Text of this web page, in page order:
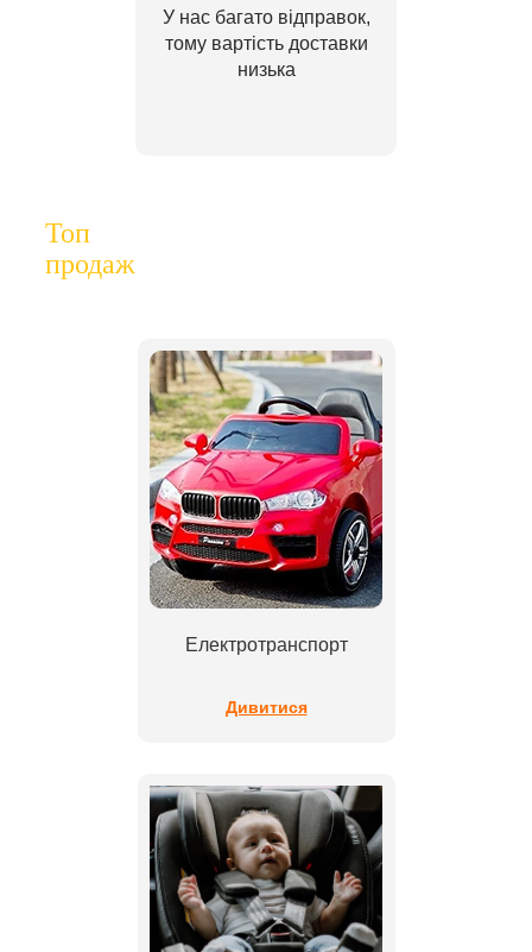
У нас багато відправок,
тому вартість доставки
низька
Топ
продаж
Електротранспорт
Дивитися